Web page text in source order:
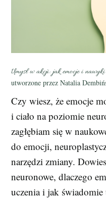
Umysł w akcji: jak emocje i
utworzone przezNatalia
Czy wiesz, że emocje
i ciało na poziomie
zagłębiam się w
do emocji,
narzędzi zmiany.
neuronowe, dlaczego
uczenia i jak